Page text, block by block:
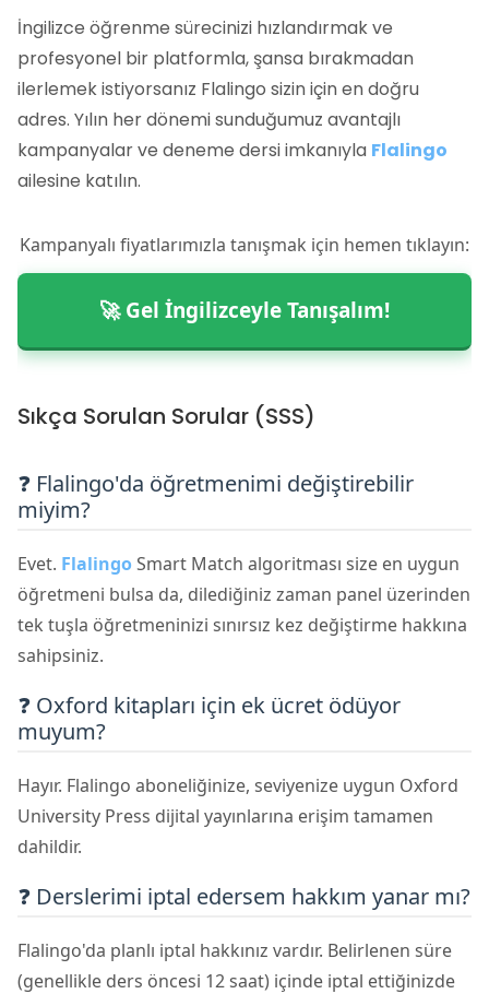
İngilizce öğrenme sürecinizi hızlandırmak ve
profesyonel bir platformla, şansa bırakmadan
ilerlemek istiyorsanız Flalingo sizin için en doğru
adres. Yılın her dönemi sunduğumuz avantajlı
kampanyalar ve deneme dersi imkanıyla Flalingo
ailesine katılın.
Kampanyalı fiyatlarımızla tanışmak için hemen tıklayın:
🚀 Gel İngilizceyle Tanışalım!
Sıkça Sorulan Sorular (SSS)
❓ Flalingo'da öğretmenimi değiştirebilir
miyim?
Evet. FlalingoSmart Match algoritması size en uygun
öğretmeni bulsa da, dilediğiniz zaman panel üzerinden
tek tuşla öğretmeninizi sınırsız kez değiştirme hakkına
sahipsiniz.
❓ Oxford kitapları için ek ücret ödüyor
muyum?
Hayır. Flalingo aboneliğinize, seviyenize uygun Oxford
University Press dijital yayınlarına erişim tamamen
dahildir.
❓ Derslerimi iptal edersem hakkım yanar mı?
Flalingo'da planlı iptal hakkınız vardır. Belirlenen süre
(genellikle ders öncesi 12 saat) içinde iptal ettiğinizde